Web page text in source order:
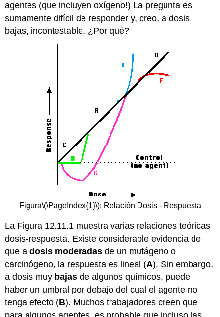
agentes (que incluyen oxígeno!) La pregunta es
sumamente difícil de responder y, creo, a dosis
bajas, incontestable. ¿Por qué?
Figura\(\PageIndex{1}\): Relación Dosis - Respuesta
La Figura 12.11.1 muestra varias relaciones teóricas
dosis-respuesta. Existe considerable evidencia de
que adosis moderadas de un mutágeno o
carcinógeno, la respuesta es lineal (A). Sin embargo,
a dosis muy bajas de algunos químicos, puede
haber un umbral por debajo del cual el agente no
tenga efecto (B). Muchos trabajadores creen que
para algunos agentes, es probable que incluso las